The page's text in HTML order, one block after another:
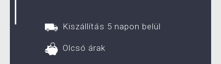
Kiszállítás 5 napon belül
Olcsó árak